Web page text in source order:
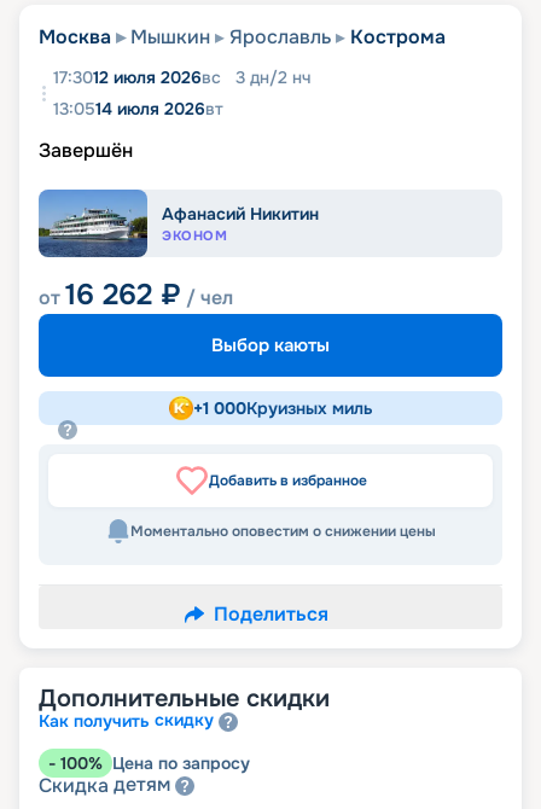
Москва Мышкин Ярославль Кострома
17:3012 июля 2026вс 3 дн/2 нч
13:0514 июля 2026вт
Завершён
Афанасий Никитин
ЭКОНОМ
от16 262 ₽ / чел
Выбор каюты
+1 000Круизных миль
Добавить в избранное
Моментально оповестим о снижении цены
Поделиться
Дополнительные скидки
Как получить скидку
- 100% Цена по запросу
Скидка детям